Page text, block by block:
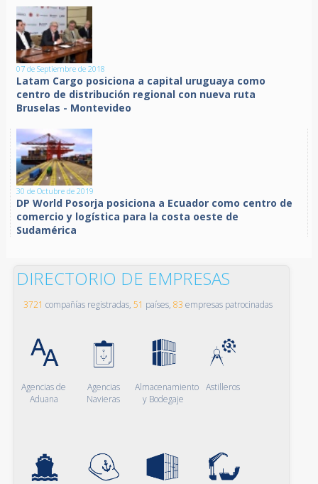
07 de Septiembre de 2018
Latam Cargo posiciona a capital uruguaya como
centro de distribución regional con nueva ruta
Bruselas - Montevideo
30 de Octubre de 2019
DP World Posorja posiciona a Ecuador como centro de
comercio y logística para la costa oeste de
Sudamérica
DIRECTORIO DE EMPRESAS
3721 compañías registradas, 51 países, 83 empresas patrocinadas
Agencias de
Aduana
Agencias
Navieras
Almacenamiento
y Bodegaje
Astilleros